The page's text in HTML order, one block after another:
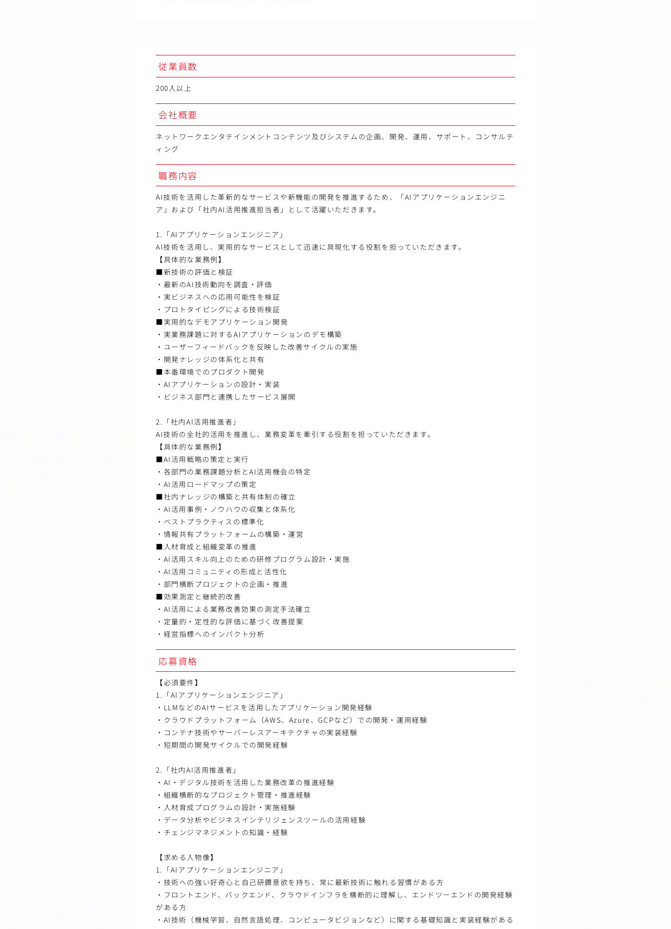
従業員数
200人以上
会社概要
ネットワークエンタテインメントコンテンツ及びシステムの企画、開発、運用、サポート、コンサルテ
ィング
職務内容
AI技術を活用した革新的なサービスや新機能の開発を推進するため、「AIアプリケーションエンジニ
ア」および「社内AI活用推進担当者」として活躍いただきます。
1.「AIアプリケーションエンジニア」
AI技術を活用し、実用的なサービスとして迅速に具現化する役割を担っていただきます。
【具体的な業務例】
■新技術の評価と検証
・最新のAI技術動向を調査・評価
・実ビジネスへの応用可能性を検証
・プロトタイピングによる技術検証
■実用的なデモアプリケーション開発
・実業務課題に対するAIアプリケーションのデモ構築
・ユーザーフィードバックを反映した改善サイクルの実施
・開発ナレッジの体系化と共有
■本番環境でのプロダクト開発
・AIアプリケーションの設計・実装
・ビジネス部門と連携したサービス展開
2.「社内AI活用推進者」
AI技術の全社的活用を推進し、業務変革を牽引する役割を担っていただきます。
【具体的な業務例】
■AI活用戦略の策定と実行
・各部門の業務課題分析とAI活用機会の特定
・AI活用ロードマップの策定
■社内ナレッジの構築と共有体制の確立
・AI活用事例・ノウハウの収集と体系化
・ベストプラクティスの標準化
・情報共有プラットフォームの構築・運営
■人材育成と組織変革の推進
・AI活用スキル向上のための研修プログラム設計・実施
・AI活用コミュニティの形成と活性化
・部門横断プロジェクトの企画・推進
■効果測定と継続的改善
・AI活用による業務改善効果の測定手法確立
・定量的・定性的な評価に基づく改善提案
・経営指標へのインパクト分析
応募資格
【必須要件】
1.「AIアプリケーションエンジニア」
・LLMなどのAIサービスを活用したアプリケーション開発経験
・クラウドプラットフォーム（AWS、Azure、GCPなど）での開発・運用経験
・コンテナ技術やサーバーレスアーキテクチャの実装経験
・短期間の開発サイクルでの開発経験
2.「社内AI活用推進者」
・AI・デジタル技術を活用した業務改革の推進経験
・組織横断的なプロジェクト管理・推進経験
・人材育成プログラムの設計・実施経験
・データ分析やビジネスインテリジェンスツールの活用経験
・チェンジマネジメントの知識・経験
【求める人物像】
1.「AIアプリケーションエンジニア」
・技術への強い好奇心と自己研鑽意欲を持ち、常に最新技術に触れる習慣がある方
・フロントエンド、バックエンド、クラウドインフラを横断的に理解し、エンドツーエンドの開発経験
がある方
・AI技術（機械学習、自然言語処理、コンピュータビジョンなど）に関する基礎知識と実装経験がある